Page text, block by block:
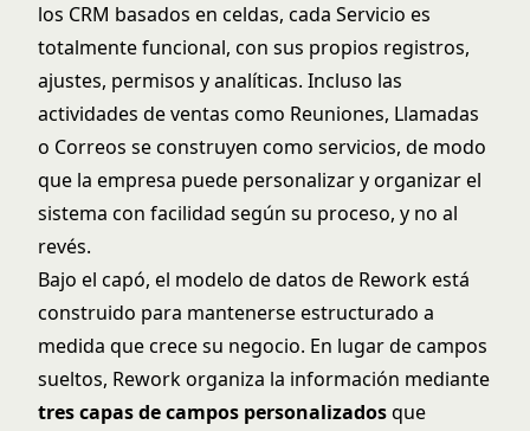
los CRM basados en celdas, cada Servicio es
totalmente funcional, con sus propios registros,
ajustes, permisos y analíticas. Incluso las
actividades de ventas como Reuniones, Llamadas
o Correos se construyen como servicios, de modo
que la empresa puede personalizar y organizar el
sistema con facilidad según su proceso, y no al
revés.
Bajo el capó, el modelo de datos de Rework está
construido para mantenerse estructurado a
medida que crece su negocio. En lugar de campos
sueltos, Rework organiza la información mediante
tres capas de campos personalizadosque